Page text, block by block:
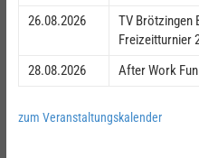
26.08.2026
TV Brötzingen
Freizeitturnier
28.08.2026
After Work
zum Veranstaltungskalender